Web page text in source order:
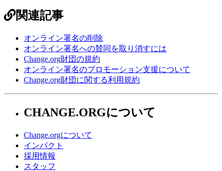
関連記事
オンライン署名の削除
オンライン署名への賛同を取り消すには
Change.org財団の規約
オンライン署名のプロモーション支援について
Change.org財団に関する利用規約
CHANGE.ORGについて
Change.orgについて
インパクト
採用情報
スタッフ